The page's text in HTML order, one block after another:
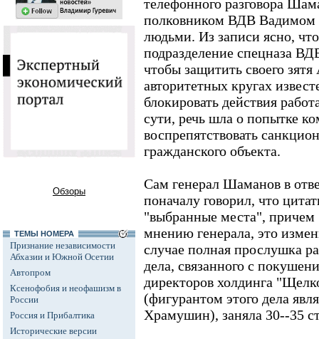
Обзоры
ТЕМЫ НОМЕРА
Признание независимости
Абхазии и Южной Осетии
Автопром
Ксенофобия и неофашизм в
России
Россия и Прибалтика
Исторические версии
телефонного разговора
полковником ВДВ Вадимом
людьми. Из записи ясно,
подразделение спецназа
чтобы защитить своего
авторитетных кругах
блокировать действия
сути, речь шла о попытке
воспрепятствовать
гражданского объекта.
Сам генерал Шаманов в
поначалу говорил, что
"выбранные места",
мнению генерала, это
случае полная прослушка
дела, связанного с
директоров холдинга
(фигурантом этого дела
Храмушин), заняла 30--35